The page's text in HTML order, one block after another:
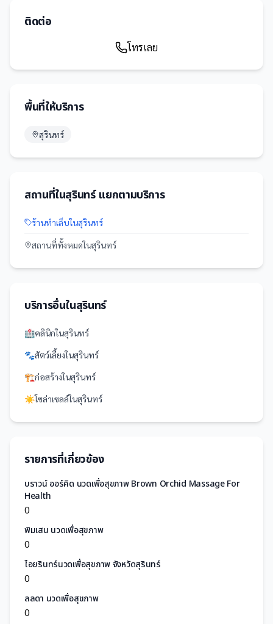
ติดต่อ
โทรเลย
พื้นที่ให้บริการ
สุรินทร์
สถานที่ในสุรินทร์แยกตามบริการ
ร้านทำเล็บในสุรินทร์
สถานที่ทั้งหมดในสุรินทร์
บริการอื่นในสุรินทร์
🏥คลินิกในสุรินทร์
🐾สัตว์เลี้ยงในสุรินทร์
🏗️ก่อสร้างในสุรินทร์
☀️โซล่าเซลล์ในสุรินทร์
รายการที่เกี่ยวข้อง
บราวน์ ออร์คิด นวดเพื่อสุขภาพ Brown Orchid Massage For
Health
0
พิมเสน นวดเพื่อสุขภาพ
0
ไอยรินทร์นวดเพื่อสุขภาพ จังหวัดสุรินทร์
0
ลลดา นวดเพื่อสุขภาพ
0